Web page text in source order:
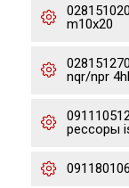
m10x20
nqr/npr
рессоры